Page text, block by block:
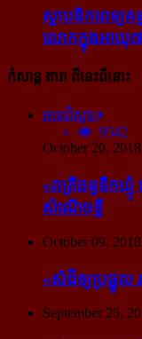
ស្ថាបនិក​ពេទ្យ​គន្
លោក​ក្នុង​អាយុ​៧
កំសាន្ដ តារា ពីនេះពីនោះ
អានពិស្ដារ
9542
October 20, 2018
«រាត្រីចន្ទទឹក
សំណើចខ្លី
October 09, 2018
«សំដី​ឲ្យ​ប្រផ្នូ
September 25,